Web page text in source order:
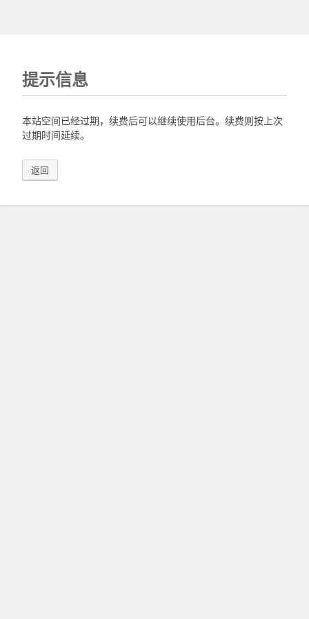
提示信息
本站空间已经过期，续费后可以继续使用后台。续费则按上次
过期时间延续。
返回